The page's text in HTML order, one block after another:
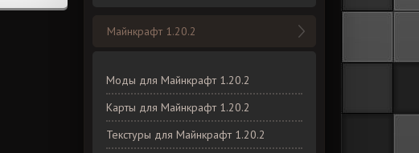
Майнкрафт 1.20.2
Моды для Майнкрафт 1.20.2
Карты для Майнкрафт 1.20.2
Текстуры для Майнкрафт 1.20.2